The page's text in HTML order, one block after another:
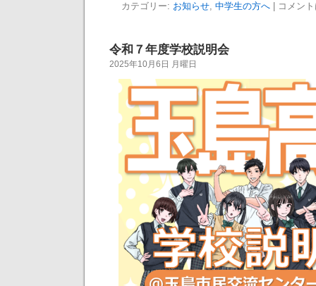
カテゴリー: お知らせ, 中学生の方へ| コメン
令和７年度学校説明会
2025年10月6日 月曜日